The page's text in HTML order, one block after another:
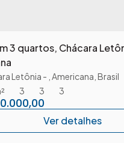
3 quartos, Chácara
Letônia Americana Brasil
3
3 3